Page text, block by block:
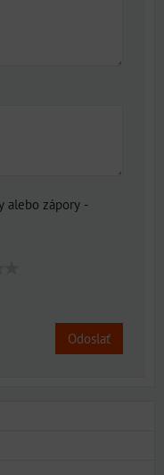
alebo zápory -
Odoslať